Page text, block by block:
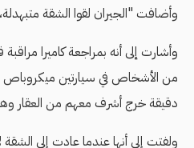
وأضافت "الجيران لقوا الشقة
وأشارت إلى أنه بمراجعة كاميرا
دقيقة خرج أشرف معهم من العقار
ولفتت إلى أنها عندما عادت إلى